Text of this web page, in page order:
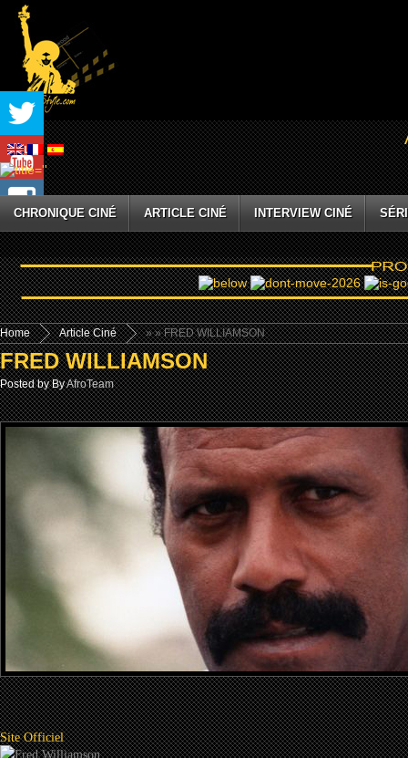
CHRONIQUE CINÉ ARTICLE CINÉ INTERVIEW CINÉ
Home »
Article Ciné » FRED WILLIAMSON
FRED WILLIAMSON
Posted by ByAfroTeam
Site Officiel